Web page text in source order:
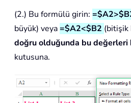
(2.) Bu formülü girin:
büyük) veya=$A2<$B2 (bitişik
doğru olduğunda bu
kutusuna.